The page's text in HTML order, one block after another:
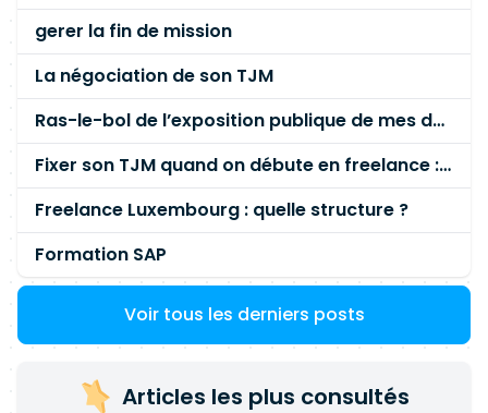
gerer la fin de mission
La négociation de son TJM
Ras-le-bol de l’exposition publique de mes données personnelles liées à mon entreprise
Fixer son TJM quand on débute en freelance : la méthode mathématique (et pas au feeling) 🛑
Freelance Luxembourg : quelle structure ?
Formation SAP
Voir tous les derniers posts
Articles les plus consultés